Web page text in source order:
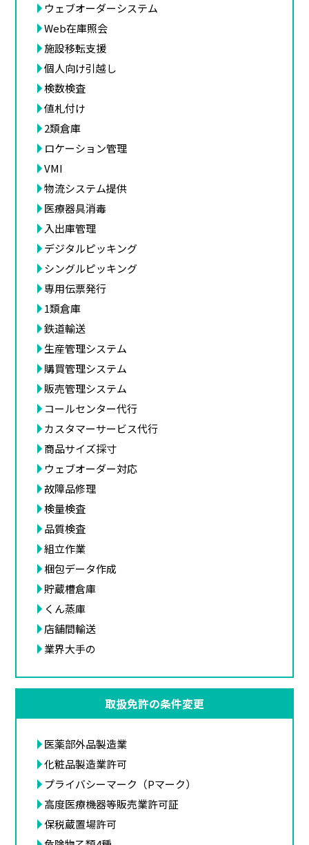
ウェブオーダーシステム
Web在庫照会
施設移転支援
個人向け引越し
検数検査
値札付け
2類倉庫
ロケーション管理
VMI
物流システム提供
医療器具消毒
入出庫管理
デジタルピッキング
シングルピッキング
専用伝票発行
1類倉庫
鉄道輸送
生産管理システム
購買管理システム
販売管理システム
コールセンター代行
カスタマーサービス代行
商品サイズ採寸
ウェブオーダー対応
故障品修理
検量検査
品質検査
組立作業
梱包データ作成
貯蔵槽倉庫
くん蒸庫
店舗間輸送
業界大手の
取扱免許の条件変更
医薬部外品製造業
化粧品製造業許可
プライバシーマーク（Pマーク）
高度医療機器等販売業許可証
保税蔵置場許可